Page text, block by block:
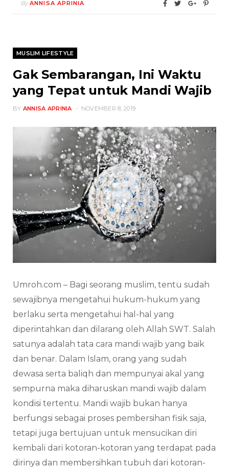
By ANNISA APRINIA
MUSLIM LIFESTYLE
Gak Sembarangan, Ini Waktu
yang Tepat untuk Mandi Wajib
BY ANNISA APRINIA NOVEMBER 8, 2019
Umroh.com – Bagi seorang muslim, tentu sudah
sewajibnya mengetahui hukum-hukum yang
berlaku serta mengetahui hal-hal yang
diperintahkan dan dilarang oleh Allah SWT. Salah
satunya adalah tata cara mandi wajib yang baik
dan benar. Dalam Islam, orang yang sudah
dewasa serta baliqh dan mempunyai akal yang
sempurna maka diharuskan mandi wajib dalam
kondisi tertentu. Mandi wajib bukan hanya
berfungsi sebagai proses pembersihan fisik saja,
tetapi juga bertujuan untuk mensucikan diri
kembali dari kotoran-kotoran yang terdapat pada
dirinya dan membersihkan tubuh dari kotoran-